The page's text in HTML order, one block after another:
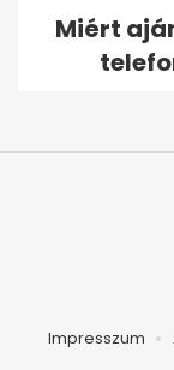
Miért
Impresszum